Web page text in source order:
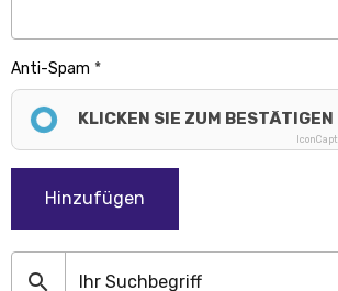
Anti-Spam
KLICKEN SIE ZUM BESTÄTIGEN
Hinzufügen